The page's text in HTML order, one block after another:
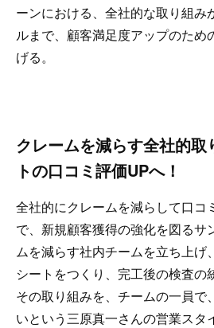
ーンにおける、全社的な取り組み
ルまで、顧客満足度アップのため
げる。
クレームを減らす全社的取
トの口コミ評価UPへ！
全社的にクレームを減らして口コ
で、新規顧客獲得の強化を図るサ
ムを減らす社内チームを立ち上げ
シートをつくり、完工後の検査の
その取り組みを、チームの一員で
いという三原真一さんの営業スタ